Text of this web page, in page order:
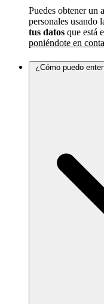
Puedes obtener un
personales usando
tus datos que está
poniéndote en
¿Cómo puedo